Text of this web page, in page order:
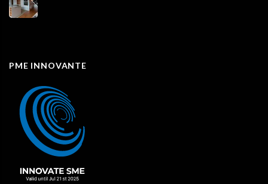
PME INNOVANTE